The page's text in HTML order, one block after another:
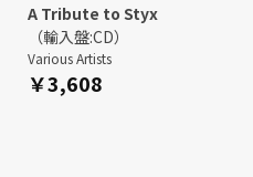
A Tribute to Styx
（輸入盤:CD）
Various Artists
￥3,608